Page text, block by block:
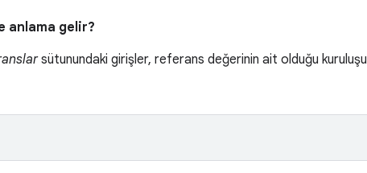
anlama gelir?
sütunundaki girişler, referans değerinin ait olduğu kuruluşu